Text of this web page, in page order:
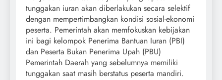
tunggakan iuran akan diberlakukan secara selektif
dengan mempertimbangkan kondisi sosial-ekonomi
peserta. Pemerintah akan memfokuskan kebijakan
ini bagi kelompok Penerima Bantuan Iuran (PBI)
dan Peserta Bukan Penerima Upah (PBU)
Pemerintah Daerah yang sebelumnya memiliki
tunggakan saat masih berstatus peserta mandiri.